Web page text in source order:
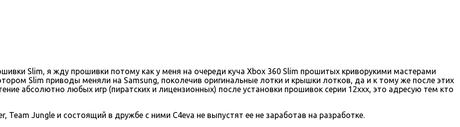
Slim, я жду прошивки потому как у меня на очереди куча Xbox 360 Slim прошитых криворукими мастерами
Slim приводы меняли на Samsung, поколечив оригинальные лотки и крышки лотков, да и к тому же после этих
абсолютно любых игр (пиратских и лицензионных) после установки прошивок серии 12ххх, это адресую тем кто
Team Jungle и состоящий в дружбе с ними C4eva не выпустят ее не заработав на разработке.